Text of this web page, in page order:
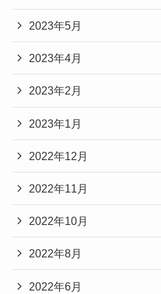
2023年5月
2023年4月
2023年2月
2023年1月
2022年12月
2022年11月
2022年10月
2022年8月
2022年6月